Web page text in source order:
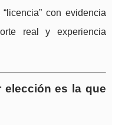
con evidencia
real y experiencia
elección es la que